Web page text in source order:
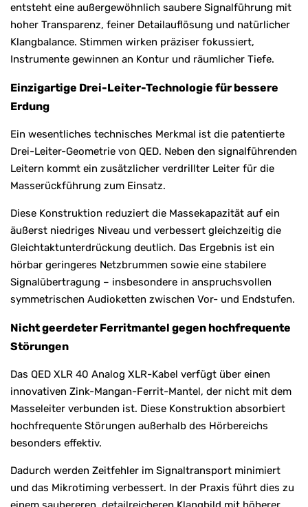
entsteht eine außergewöhnlich saubere Signalführung mit
hoher Transparenz, feiner Detailauflösung und natürlicher
Klangbalance. Stimmen wirken präziser fokussiert,
Instrumente gewinnen an Kontur und räumlicher Tiefe.
Einzigartige Drei-Leiter-Technologie für bessere
Erdung
Ein wesentliches technisches Merkmal ist die patentierte
Drei-Leiter-Geometrie von QED. Neben den signalführenden
Leitern kommt ein zusätzlicher verdrillter Leiter für die
Masserückführung zum Einsatz.
Diese Konstruktion reduziert die Massekapazität auf ein
äußerst niedriges Niveau und verbessert gleichzeitig die
Gleichtaktunterdrückung deutlich. Das Ergebnis ist ein
hörbar geringeres Netzbrummen sowie eine stabilere
Signalübertragung – insbesondere in anspruchsvollen
symmetrischen Audioketten zwischen Vor- und Endstufen.
Nicht geerdeter Ferritmantel gegen hochfrequente
Störungen
Das QED XLR 40 Analog XLR-Kabel verfügt über einen
innovativen Zink-Mangan-Ferrit-Mantel, der nicht mit dem
Masseleiter verbunden ist. Diese Konstruktion absorbiert
hochfrequente Störungen außerhalb des Hörbereichs
besonders effektiv.
Dadurch werden Zeitfehler im Signaltransport minimiert
und das Mikrotiming verbessert. In der Praxis führt dies zu